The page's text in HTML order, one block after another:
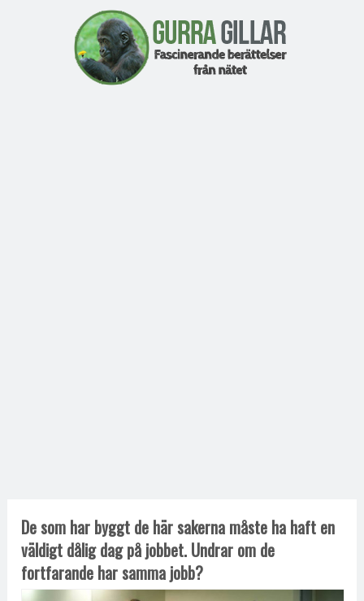
De som har byggt de här sakerna måste ha haft en
väldigt dålig dag på jobbet. Undrar om de
fortfarande har samma jobb?